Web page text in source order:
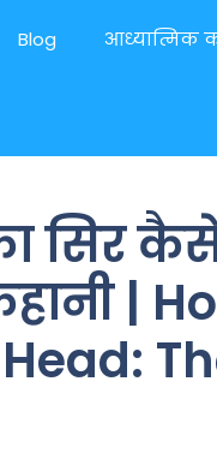
Blog आध्यात्मिक
सिर
|